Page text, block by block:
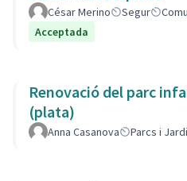
César Merino Segur
Acceptada
Renovació del parc
(plata)
Anna Casanova Parcs i